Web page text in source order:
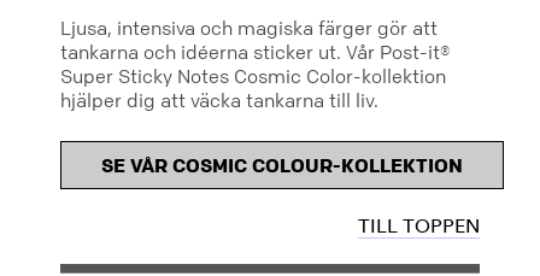
Ljusa, intensiva och magiska färger gör att
tankarna och idéerna sticker ut. Vår Post-it®
Super Sticky Notes Cosmic Color-kollektion
hjälper dig att väcka tankarna till liv.
SE VÅR COSMIC COLOUR-KOLLEKTION
TILL TOPPEN